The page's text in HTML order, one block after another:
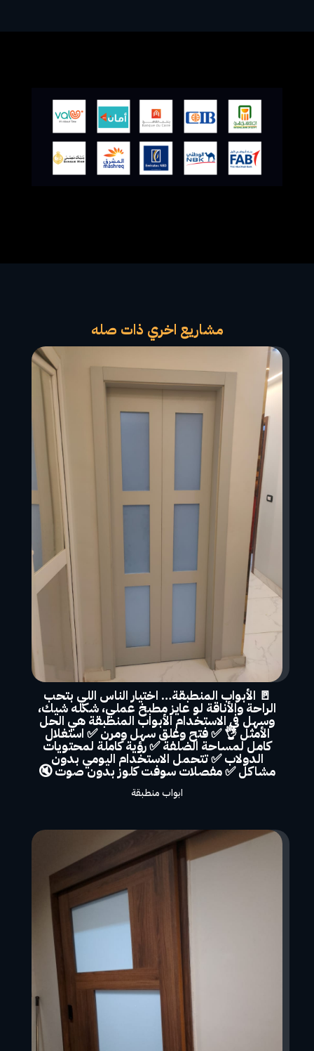
مشاريع اخري ذات صله
🚪 الأبواب المنطبقة… اختيار الناس اللي بتحب
الراحة والأناقة لو عايز مطبخ عملي، شكله شيك،
وسهل في الاستخدام الأبواب المنطبقة هي الحل
الأمثل 👌 ✅ فتح وغلق سهل ومرن ✅ استغلال
كامل لمساحة الضلفة ✅ رؤية كاملة لمحتويات
الدولاب ✅ تتحمل الاستخدام اليومي بدون
مشاكل ✅ مفصلات سوفت كلوز بدون صوت 🔇
ابواب منطبقة